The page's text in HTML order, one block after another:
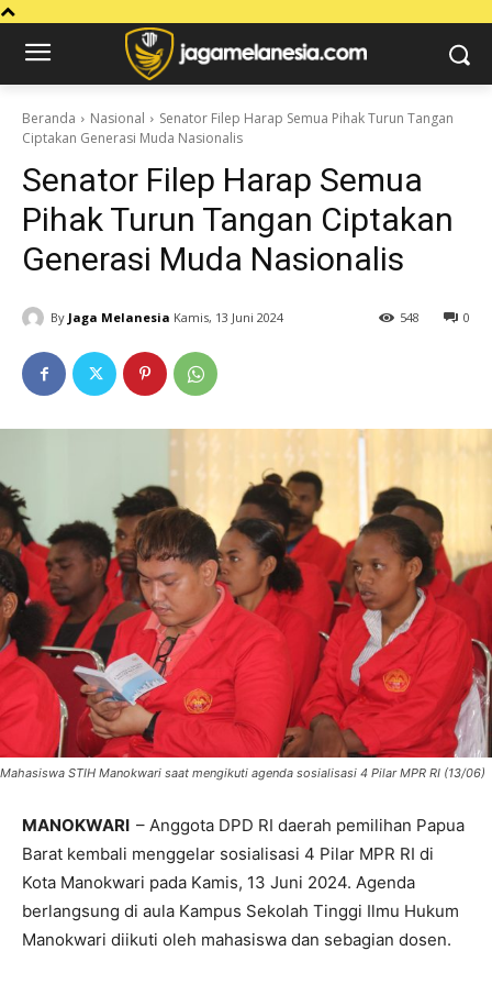
Beranda Nasional
Senator Filep Harap Semua Pihak Turun Tangan
Ciptakan Generasi Muda Nasionalis
Senator Filep Harap Semua
Pihak Turun Tangan Ciptakan
Generasi Muda Nasionalis
By Jaga Melanesia Kamis, 13 Juni 2024 0
548
Mahasiswa STIH Manokwari saat mengikuti agenda sosialisasi 4 Pilar MPR RI (13/06)
MANOKWARI – Anggota DPD RI daerah pemilihan Papua
Barat kembali menggelar sosialisasi 4 Pilar MPR RI di
Kota Manokwari pada Kamis, 13 Juni 2024. Agenda
berlangsung di aula Kampus Sekolah Tinggi Ilmu Hukum
Manokwari diikuti oleh mahasiswa dan sebagian dosen.